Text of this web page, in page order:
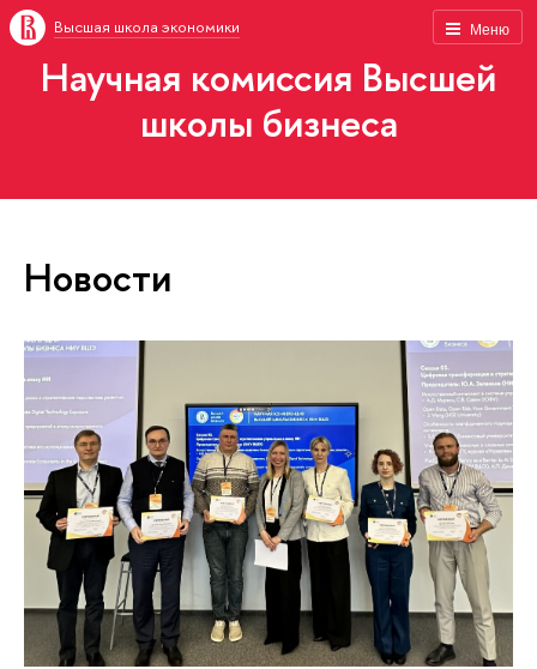
Меню
Высшая школа экономики
Научная комиссия Высшей
школы бизнеса
Новости